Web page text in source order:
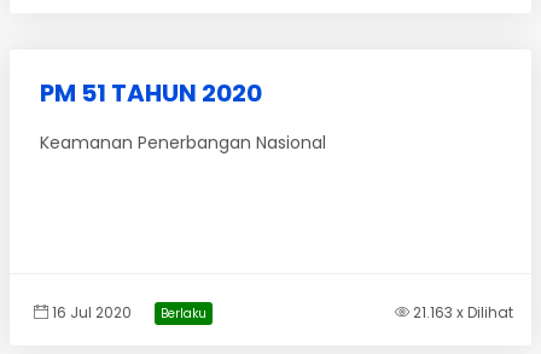
PM 51 TAHUN 2020
Keamanan Penerbangan Nasional
16 Jul 2020 Berlaku 21.163 x Dilihat